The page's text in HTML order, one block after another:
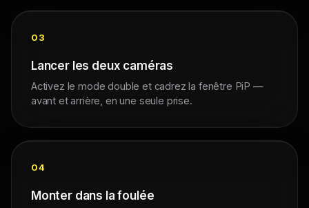
03
Lancer les deux caméras
Activez le mode double et cadrez la fenêtre PiP —
avant et arrière, en une seule prise.
04
Monter dans la foulée